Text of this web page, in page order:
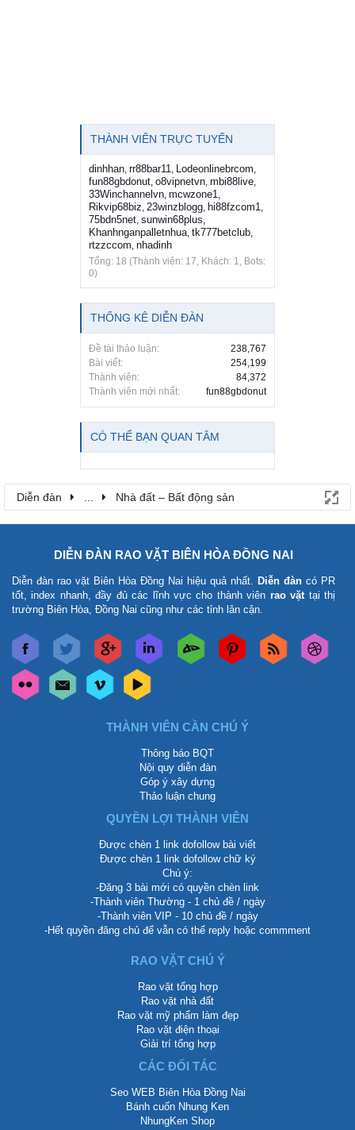
THÀNH VIÊN TRỰC TUYẾN
dinhhan rr88bar11 Lodeonlinebrcom
fun88gbdonut o8vipnetvn mbi88live
33Winchannelvn mcwzone1
Rikvip68biz 23winzblogg hi88fzcom1
75bdn5net sunwin68plus
Khanhnganpalletnhua tk777betclub
rtzzccom nhadinh
Tổng: 18 (Thành viên: 17, Khách: 1, Bots:
0)
THỐNG KÊ DIỄN ĐÀN
Đề tài thảo luận:
238,767
Bài viết:
254,199
Thành viên:
84,372
Thành viên mới nhất:
fun88gbdonut
CÓ THỂ BẠN QUAN TÂM
Diễn đàn Nhà đất – Bất động sản
DIỄN ĐÀN RAO VẶT BIÊN HÒA ĐỒNG NAI
Diễn đàn rao vặt Biên Hòa Đồng Nai hiệu quả nhất. Diễn đàn có PR
tốt, index nhanh, đầy đủ các lĩnh vực cho thành viên rao vặt tại thị
trường Biên Hòa, Đồng Nai cũng như các tỉnh lân cận.
THÀNH VIÊN CẦN CHÚ Ý
Thông báo BQT
Nội quy diễn đàn
Góp ý xây dựng
Thảo luận chung
QUYỀN LỢI THÀNH VIÊN
Được chèn 1 link dofollow bài viết
Được chèn 1 link dofollow chữ ký
Chú ý:
-Đăng 3 bài mới có quyền chèn link
-Thành viên Thường - 1 chủ đề / ngày
-Thành viên VIP - 10 chủ đề / ngày
-Hết quyền đăng chủ để vẫn có thể reply hoặc commment
RAO VẶT CHÚ Ý
Rao vặt tổng hợp
Rao vặt nhà đất
Rao vặt mỹ phẩm làm đẹp
Rao vặt điện thoại
Giải trí tổng hợp
CÁC ĐỐI TÁC
Seo WEB Biên Hòa Đồng Nai
Bánh cuốn Nhung Ken
NhungKen Shop